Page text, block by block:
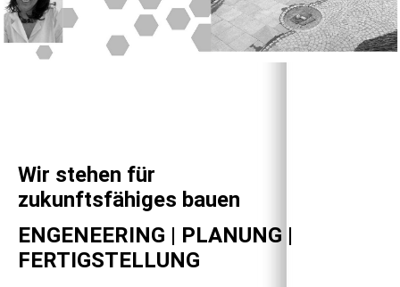
Wir stehen für
zukunfts­fähiges bauen
ENGENEERING | PLANUNG |
FERTIGSTELLUNG